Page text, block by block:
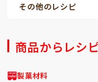
その他のレシピ
商品からレシ
製菓材料